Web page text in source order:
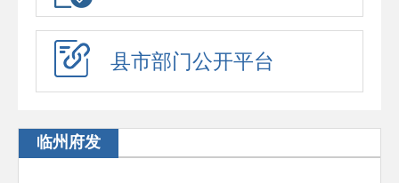
县市部门公开平台
临州府发